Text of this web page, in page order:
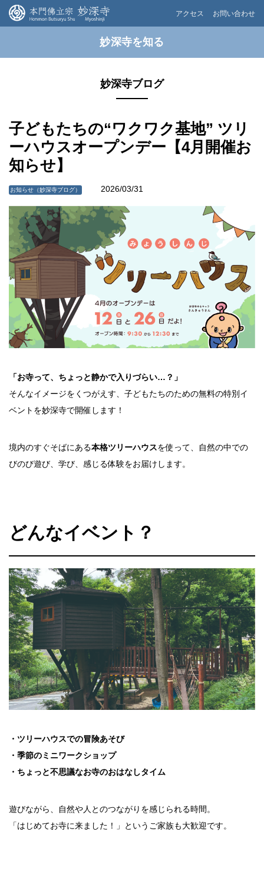
アクセス お問い合わせ
妙深寺を知る
妙深寺ブログ
子どもたちの“ワクワク基地” ツリ
ーハウスオープンデー【4月開催お
知らせ】
お知らせ（妙深寺ブログ） 2026/03/31
「お寺って、ちょっと静かで入りづらい…？」
そんなイメージをくつがえす、子どもたちのための無料の特別イ
ベントを妙深寺で開催します！
境内のすぐそばにある本格ツリーハウスを使って、自然の中での
びのび遊び、学び、感じる体験をお届けします。
どんなイベント？
・ツリーハウスでの冒険あそび
・季節のミニワークショップ
・ちょっと不思議なお寺のおはなしタイム
遊びながら、自然や人とのつながりを感じられる時間。
「はじめてお寺に来ました！」というご家族も大歓迎です。